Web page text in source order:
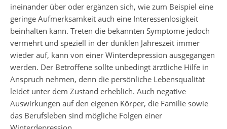
ineinander über oder ergänzen sich, wie zum Beispiel eine
geringe Aufmerksamkeit auch eine Interessenlosigkeit
beinhalten kann. Treten die bekannten Symptome jedoch
vermehrt und speziell in der dunklen Jahreszeit immer
wieder auf, kann von einer Winterdepression ausgegangen
werden. Der Betroffene sollte unbedingt ärztliche Hilfe in
Anspruch nehmen, denn die persönliche Lebensqualität
leidet unter dem Zustand erheblich. Auch negative
Auswirkungen auf den eigenen Körper, die Familie sowie
das Berufsleben sind mögliche Folgen einer